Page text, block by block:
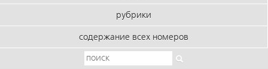
рубрики
содержание всех номеров